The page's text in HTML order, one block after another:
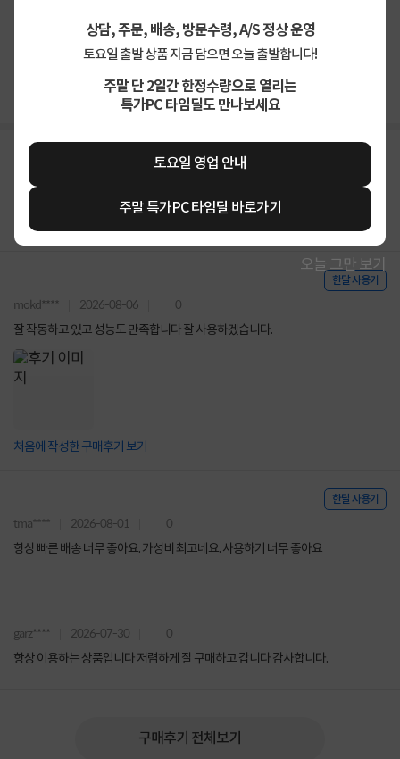
상담, 주문, 배송, 방문수령, A/S 정상 운영
토요일 출발 상품 지금 담으면 오늘 출발합니다!
주말 단 2일간 한정수량으로 열리는
특가PC 타임딜도 만나보세요
토요일 영업 안내
주말 특가PC 타임딜 바로가기
오늘 그만 보기
4.9 상품 만족해요
가격
합리적이에요
한달 사용기
mokd**** 2026-08-06 0
잘 작동하고 있고 성능도 만족합니다 잘 사용하겠습니다.
처음에 작성한 구매후기 보기
한달 사용기
tma**** 2026-08-01 0
항상 빠른 배송 너무 좋아요. 가성비 최고네요. 사용하기 너무 좋아요
garz**** 2026-07-30 0
항상 이용하는 상품입니다 저렴하게 잘 구매하고 갑니다 감사합니다.
구매후기 전체보기